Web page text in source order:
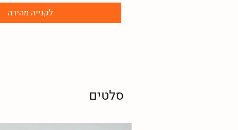
לקנייה מהירה
סלטים